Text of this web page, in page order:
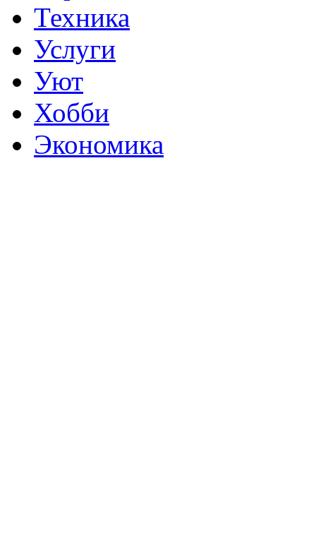
Техника
Услуги
Уют
Хобби
Экономика